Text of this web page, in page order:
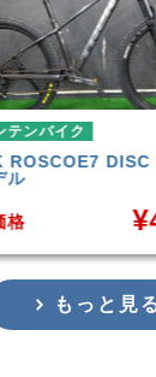
買取
もっと見